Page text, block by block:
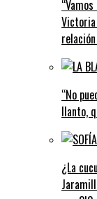
“No
llanto,
¿La